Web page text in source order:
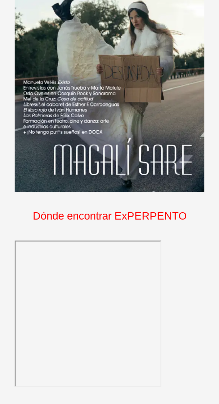
Dónde encontrar ExPERPENTO